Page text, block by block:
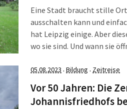
Eine Stadt braucht stille
ausschalten kann und
hat Leipzig einige. Aber
wo sie sind. Und wann sie
05.08.2023 · Bildung · Zeitreise
Vor 50 Jahren: Die
Johannisfriedhofs